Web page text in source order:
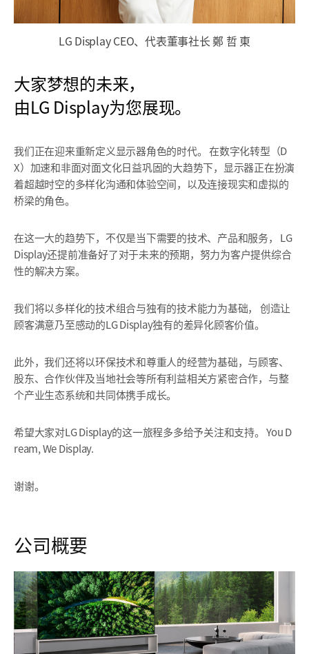
大家梦想的未来，
由LG Display为您展现。
我们正在迎来重新定义显示器角色的时代。 在数字化转型（D
X）加速和非面对面文化日益巩固的大趋势下，显示器正在扮演
着超越时空的多样化沟通和体验空间，以及连接现实和虚拟的
桥梁的角色。
在这一大的趋势下，不仅是当下需要的技术、产品和服务，
LG
Display还提前准备好了对于未来的预期， 努力为客户提供综合
性的解决方案。
我们将以多样化的技术组合与独有的技术能力为基础，
创造让
顾客满意乃至感动的LG Display独有的差异化顾客价值。
此外，我们还将以环保技术和尊重人的经营为基础，与顾客、
股东、 合作伙伴及当地社会等所有利益相关方紧密合作， 与整
个产业生态系统和共同体携手成长。
希望大家对LG Display的这一旅程多多给予关注和支持。 You D
ream, We Display.
谢谢。
LG Display CEO、代表董事社长 鄭 哲 東
公司概要